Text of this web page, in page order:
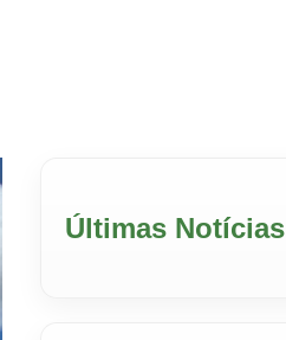
Últimas Notícias